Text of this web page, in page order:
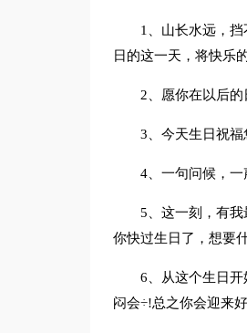
1、山长水远，
日的这一天，将快乐
2、愿你在以后
3、今天生日祝
4、一句问候，
5、这一刻，有
你快过生日了，想
6、从这个生日
闷会÷!总之你会迎来